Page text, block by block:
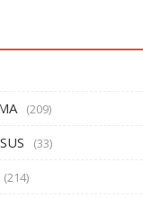
(209)
(33)
(214)